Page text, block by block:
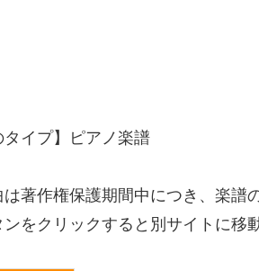
タイプ】ピアノ楽譜
は著作権保護期間中につき、楽譜
をクリックすると別サイトに移